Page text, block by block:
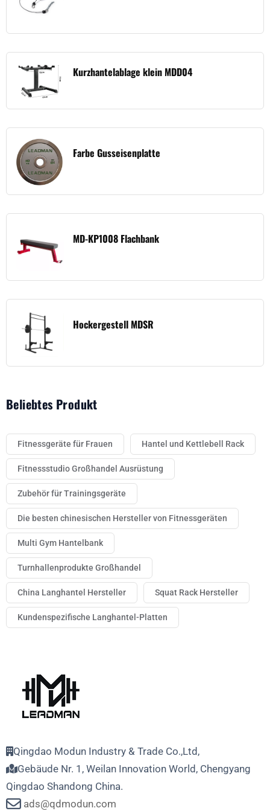
Kurzhantelablage klein MDD04
Farbe Gusseisenplatte
MD-KP1008 Flachbank
Hockergestell MDSR
Beliebtes Produkt
Fitnessgeräte für Frauen Hantel und Kettlebell Rack
Fitnessstudio Großhandel Ausrüstung
Zubehör für Trainingsgeräte
Die besten chinesischen Hersteller von Fitnessgeräten
Multi Gym Hantelbank
Turnhallenprodukte Großhandel
China Langhantel Hersteller Squat Rack Hersteller
Kundenspezifische Langhantel-Platten
Qingdao Modun Industry & Trade Co.,Ltd,
Gebäude Nr. 1, Weilan Innovation World, Chengyang
Qingdao Shandong China.
ads@qdmodun.com